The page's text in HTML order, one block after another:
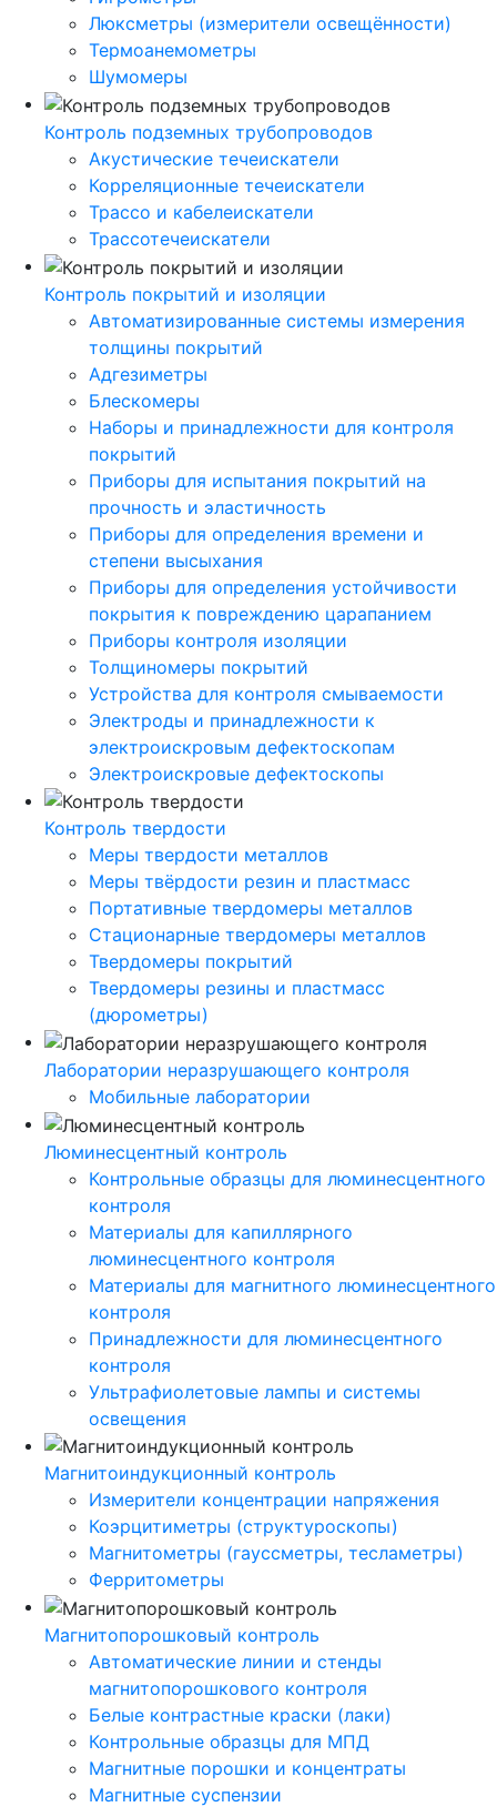
Люксметры (измерители освещённости)
Термоанемометры
Шумомеры
Контроль подземных трубопроводов
Акустические течеискатели
Корреляционные течеискатели
Трассо и кабелеискатели
Трассотечеискатели
Контроль покрытий и изоляции
Автоматизированные системы измерения
толщины покрытий
Адгезиметры
Блескомеры
Наборы и принадлежности для контроля
покрытий
Приборы для испытания покрытий на
прочность и эластичность
Приборы для определения времени и
степени высыхания
Приборы для определения устойчивости
покрытия к повреждению царапанием
Приборы контроля изоляции
Толщиномеры покрытий
Устройства для контроля смываемости
Электроды и принадлежности к
электроискровым дефектоскопам
Электроискровые дефектоскопы
Контроль твердости
Меры твердости металлов
Меры твёрдости резин и пластмасс
Портативные твердомеры металлов
Стационарные твердомеры металлов
Твердомеры покрытий
Твердомеры резины и пластмасс
(дюрометры)
Лаборатории неразрушающего контроля
Мобильные лаборатории
Люминесцентный контроль
Контрольные образцы для люминесцентного
контроля
Материалы для капиллярного
люминесцентного контроля
Материалы для магнитного люминесцентного
контроля
Принадлежности для люминесцентного
контроля
Ультрафиолетовые лампы и системы
освещения
Магнитоиндукционный контроль
Измерители концентрации напряжения
Коэрцитиметры (структуроскопы)
Магнитометры (гауссметры, тесламетры)
Ферритометры
Магнитопорошковый контроль
Автоматические линии и стенды
магнитопорошкового контроля
Белые контрастные краски (лаки)
Контрольные образцы для МПД
Магнитные порошки и концентраты
Магнитные суспензии